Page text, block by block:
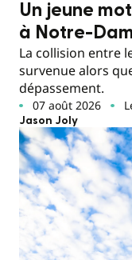
Un jeune
à Notre-
La collision entre
survenue alors
dépassement.
07 août 2026
Jason Joly